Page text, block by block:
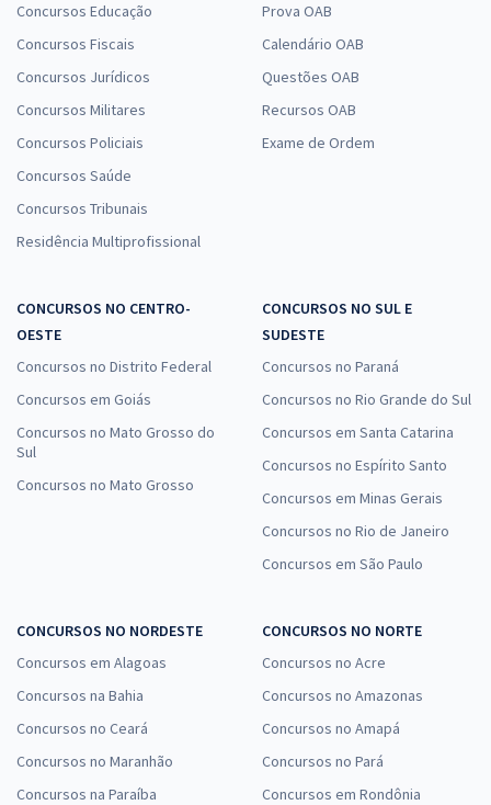
Concursos Educação
Concursos Fiscais
Concursos Jurídicos
Concursos Militares
Concursos Policiais
Concursos Saúde
Concursos Tribunais
Residência Multiprofissional
Prova OAB
Calendário OAB
Questões OAB
Recursos OAB
Exame de Ordem
CONCURSOS NO CENTRO-
OESTE
Concursos no Distrito Federal
Concursos em Goiás
Concursos no Mato Grosso do
Sul
Concursos no Mato Grosso
CONCURSOS NO SUL E
SUDESTE
Concursos no Paraná
Concursos no Rio Grande do Sul
Concursos em Santa Catarina
Concursos no Espírito Santo
Concursos em Minas Gerais
Concursos no Rio de Janeiro
Concursos em São Paulo
CONCURSOS NO NORDESTE
Concursos em Alagoas
Concursos na Bahia
Concursos no Ceará
Concursos no Maranhão
Concursos na Paraíba
CONCURSOS NO NORTE
Concursos no Acre
Concursos no Amazonas
Concursos no Amapá
Concursos no Pará
Concursos em Rondônia